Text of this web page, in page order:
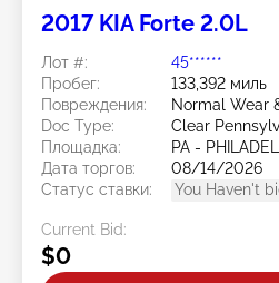
2017 KIA Forte 2.0L
Лот #:
45******
Пробег:
133,392 миль
Повреждения:
Normal Wear
Doc Type:
Clear
Площадка:
PA -
Дата торгов:
08/14/2026
Статус ставки:
You Haven't
Current Bid:
$0